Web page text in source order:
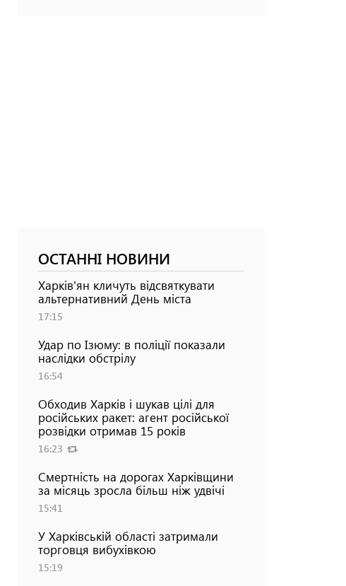
ОСТАННІ НОВИНИ
Харків'ян кличуть відсвяткувати
альтернативний День міста
17:15
Удар по Ізюму: в поліції показали
наслідки обстрілу
16:54
Обходив Харків і шукав цілі для
російських ракет: агент російської
розвідки отримав 15 років
16:23
Смертність на дорогах Харківщини
за місяць зросла більш ніж удвічі
15:41
У Харківській області затримали
торговця вибухівкою
15:19